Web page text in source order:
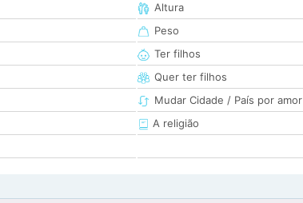
Altura
Peso
Ter filhos
Quer ter filhos
Mudar Cidade / País por amor
A religião